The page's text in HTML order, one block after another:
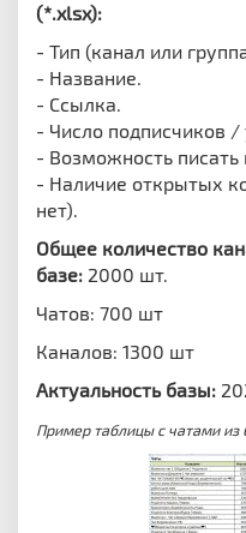
(*.xlsx):
- Тип (канал или
- Название.
- Ссылка.
- Число подписчиков /
- Возможность писать
- Наличие открытых
нет).
Общее количество
базе: 2000 шт.
Чатов: 700 шт
Каналов: 1300 шт
Актуальность базы:
Пример таблицы с чатами из